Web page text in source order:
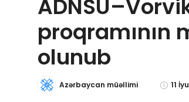
Reklam və elan
Biz kimik?
Bütün xəbərlər
Gündəlik
proqramının
olunub
Azərbaycan müəllimi 11